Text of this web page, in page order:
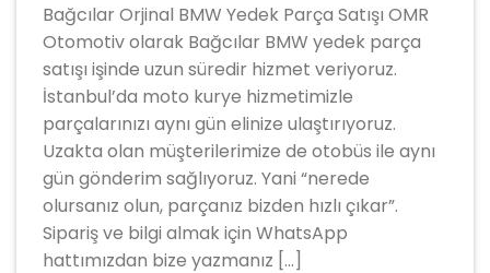
Bağcılar Orjinal BMW Yedek Parça Satışı OMR
Otomotiv olarak Bağcılar BMW yedek parça
satışı işinde uzun süredir hizmet veriyoruz.
İstanbul’da moto kurye hizmetimizle
parçalarınızı aynı gün elinize ulaştırıyoruz.
Uzakta olan müşterilerimize de otobüs ile aynı
gün gönderim sağlıyoruz. Yani “nerede
olursanız olun, parçanız bizden hızlı çıkar”.
Sipariş ve bilgi almak için WhatsApp
hattımızdan bize yazmanız […]